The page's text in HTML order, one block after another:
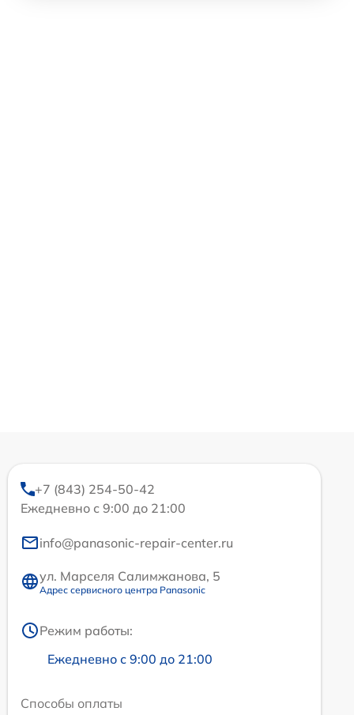
+7 (843) 254-50-42
Ежедневно с 9:00 до 21:00
info@panasonic-repair-center.ru
ул. Марселя Салимжанова, 5
Адрес сервисного центра Panasonic
Режим работы:
Ежедневно с 9:00 до 21:00
Способы оплаты